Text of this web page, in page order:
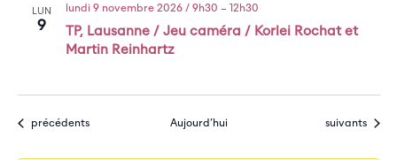
LUN
9
TP, Lausanne / Jeu caméra / Korlei Rochat et
Martin Reinhartz
lundi 9 novembre 2026 / 9h30 – 12h30
Évènements
précédents Aujourd’hui Évènements
suivants